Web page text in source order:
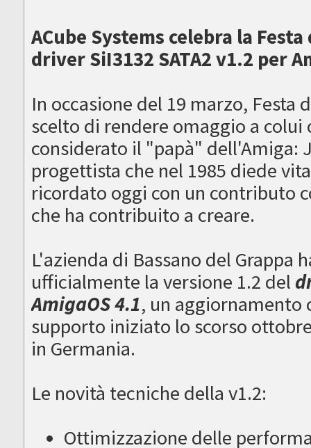
ACube Systems celebra la
driver SiI3132 SATA2 v1.2 per
In occasione del 19 marzo, Festa
scelto di rendere omaggio a colui
considerato il "papà" dell'Amiga:
progettista che nel 1985 diede
ricordato oggi con un contributo
che ha contribuito a creare.
L'azienda di Bassano del Grappa
ufficialmente la versione 1.2 del
AmigaOS 4.1, un aggiornamento
supporto iniziato lo scorso
in Germania.
Le novità tecniche della v1.2:
Ottimizzazione delle